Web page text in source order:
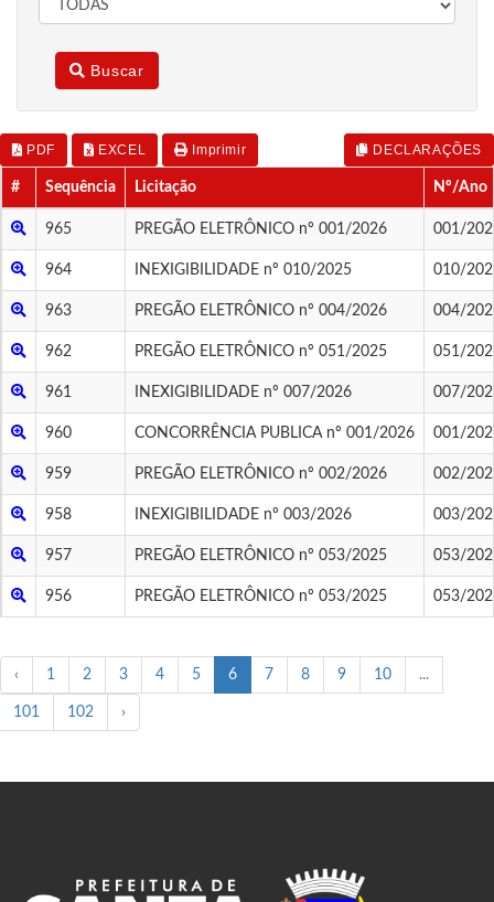
Buscar
PDF EXCEL Imprimir DECLARAÇÕES
# Sequência Licitação Nº/Ano
965 PREGÃO ELETRÔNICO nº 001/2026 001/
964 INEXIGIBILIDADE nº 010/2025 010/
963 PREGÃO ELETRÔNICO nº 004/2026 004/
962 PREGÃO ELETRÔNICO nº 051/2025 051/
961 INEXIGIBILIDADE nº 007/2026 007/
960 CONCORRÊNCIA PUBLICA nº 001/2026 001/
959 PREGÃO ELETRÔNICO nº 002/2026 002/
958 INEXIGIBILIDADE nº 003/2026 003/
957 PREGÃO ELETRÔNICO nº 053/2025 053/
956 PREGÃO ELETRÔNICO nº 053/2025 053/
‹ 1 2 3 4 5 6 7 8 9 10 ...
101 102 ›